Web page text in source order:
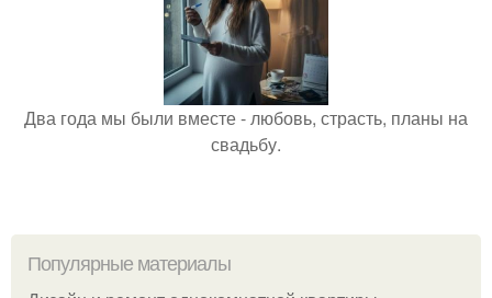
Два года мы были вместе - любовь, страсть, планы на
свадьбу.
Популярные материалы